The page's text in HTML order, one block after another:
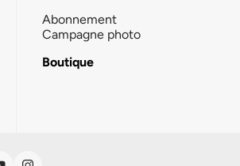
Abonnement
Campagne photo
Boutique